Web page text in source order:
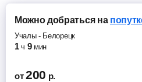
Можно добратьсяна
Учалы- Белорецк
1 ч 9 мин
от 200 р.